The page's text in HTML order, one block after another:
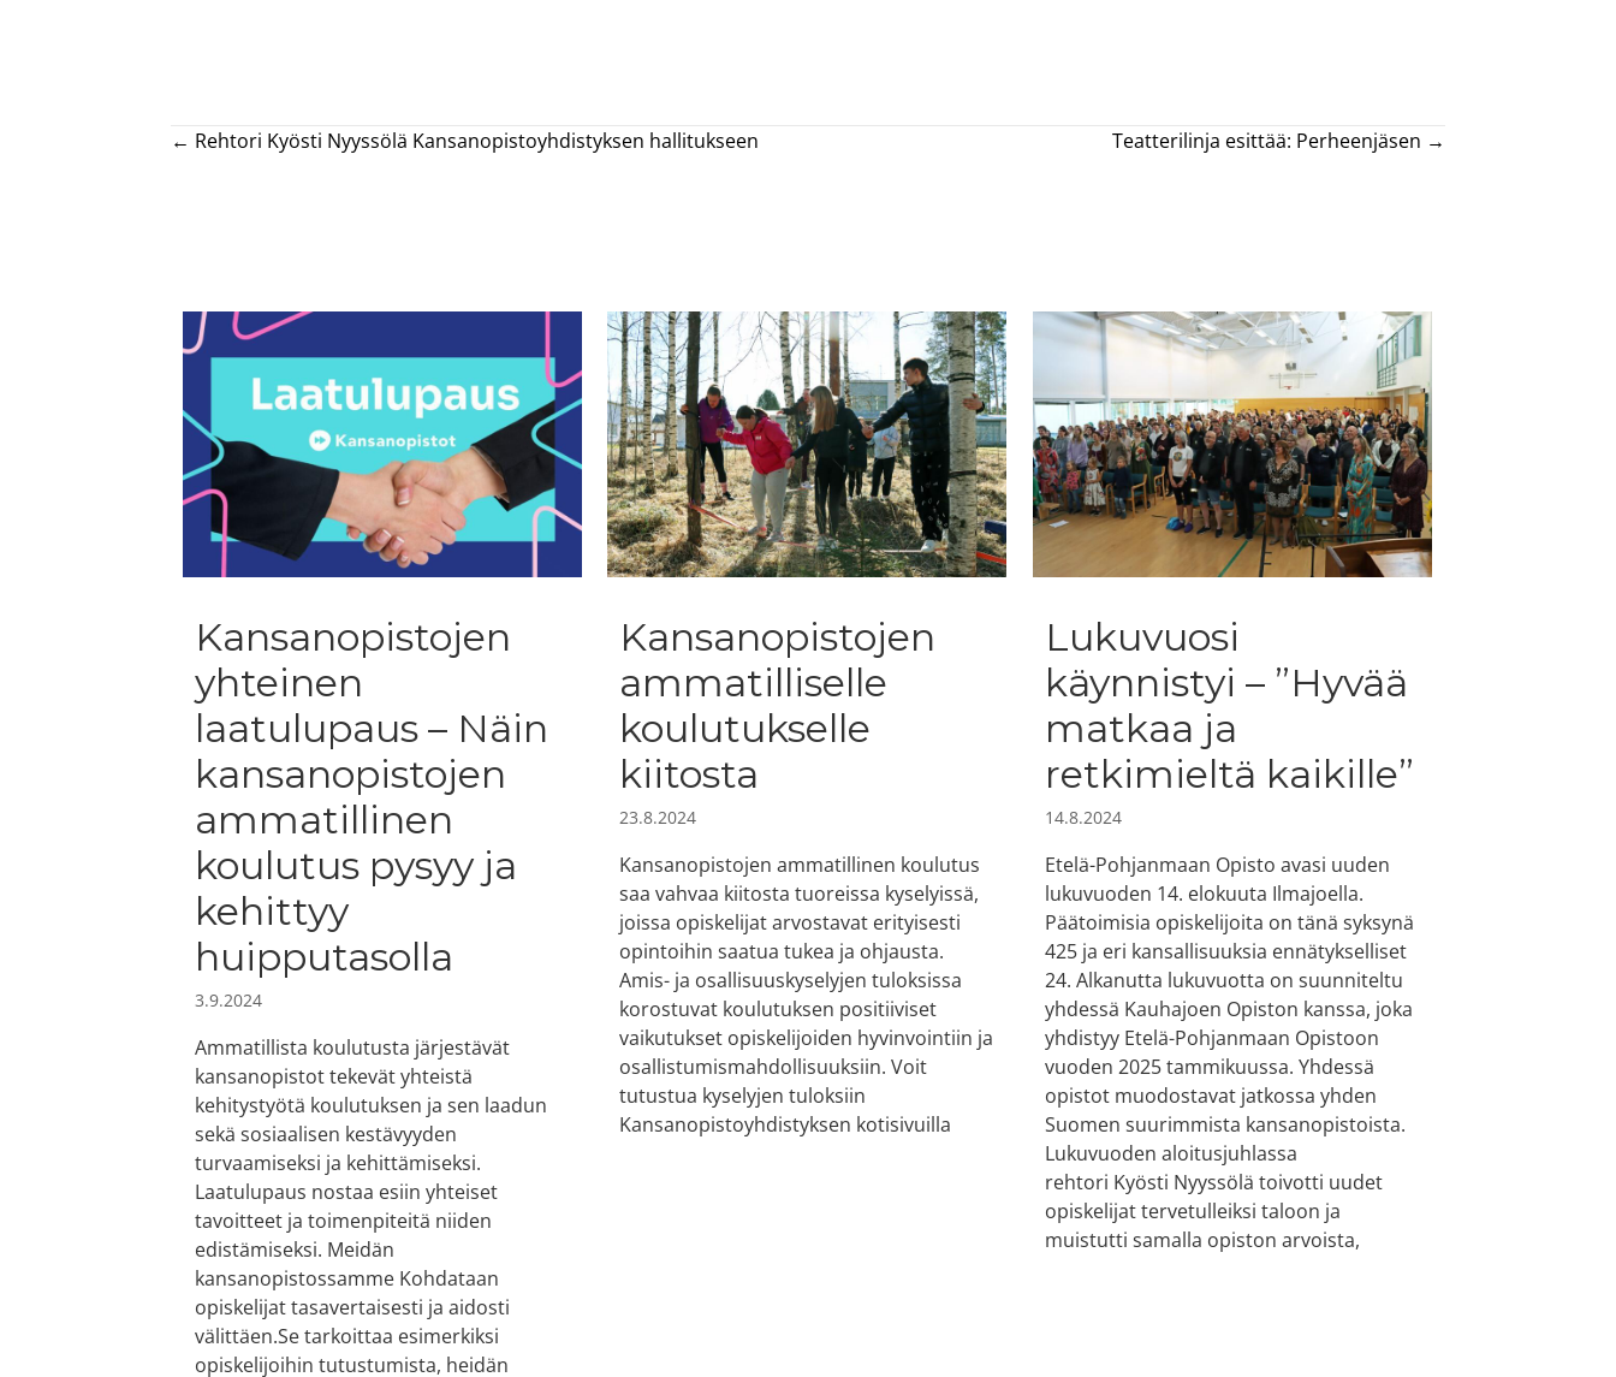
Posts
← Rehtori Kyösti Nyyssölä Kansanopistoyhdistyksen hallitukseen Teatterilinja esittää: Perheenjäsen →
Kansanopistojen
yhteinen
laatulupaus – Näin
kansanopistojen
ammatillinen
koulutus pysyy ja
kehittyy
huipputasolla
3.9.2024
Ammatillista koulutusta järjestävät
kansanopistot tekevät yhteistä
kehitystyötä koulutuksen ja sen laadun
sekä sosiaalisen kestävyyden
turvaamiseksi ja kehittämiseksi.
Laatulupaus nostaa esiin yhteiset
tavoitteet ja toimenpiteitä niiden
edistämiseksi. Meidän
kansanopistossamme Kohdataan
opiskelijat tasavertaisesti ja aidosti
välittäen.Se tarkoittaa esimerkiksi
opiskelijoihin tutustumista, heidän
Kansanopistojen
ammatilliselle
koulutukselle
kiitosta
23.8.2024
Kansanopistojen ammatillinen koulutus
saa vahvaa kiitosta tuoreissa kyselyissä,
joissa opiskelijat arvostavat erityisesti
opintoihin saatua tukea ja ohjausta.
Amis- ja osallisuuskyselyjen tuloksissa
korostuvat koulutuksen positiiviset
vaikutukset opiskelijoiden hyvinvointiin ja
osallistumismahdollisuuksiin. Voit
tutustua kyselyjen tuloksiin
Kansanopistoyhdistyksen kotisivuilla
Lukuvuosi
käynnistyi – ”Hyvää
matkaa ja
retkimieltä kaikille”
14.8.2024
Etelä-Pohjanmaan Opisto avasi uuden
lukuvuoden 14. elokuuta Ilmajoella.
Päätoimisia opiskelijoita on tänä syksynä
425 ja eri kansallisuuksia ennätykselliset
24. Alkanutta lukuvuotta on suunniteltu
yhdessä Kauhajoen Opiston kanssa, joka
yhdistyy Etelä-Pohjanmaan Opistoon
vuoden 2025 tammikuussa. Yhdessä
opistot muodostavat jatkossa yhden
Suomen suurimmista kansanopistoista.
Lukuvuoden aloitusjuhlassa
rehtori Kyösti Nyyssölä toivotti uudet
opiskelijat tervetulleiksi taloon ja
muistutti samalla opiston arvoista,